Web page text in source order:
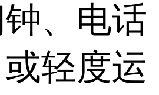
钟、电话
轻度运